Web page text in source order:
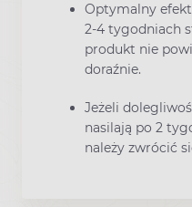
Optymalny
2-4 tygodniach
produkt nie
doraźnie.
Jeżeli
nasilają po 2
należy zwrócić